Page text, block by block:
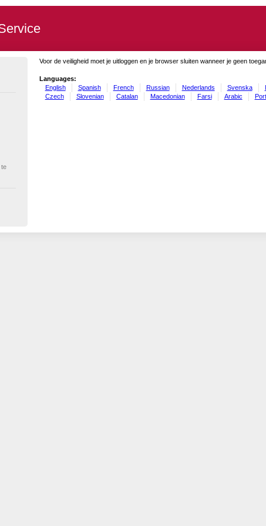
Voor de veiligheid moet je uitloggen en je browser sluiten wanneer je geen
Languages:
English
Spanish French Russian Nederlands Svenska
Czech
Slovenian Catalan Macedonian Farsi Arabic